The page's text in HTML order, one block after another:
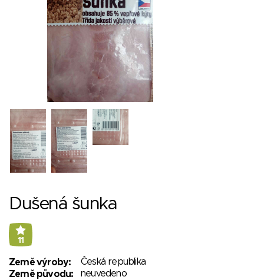
Dušená šunka
11
Země výroby:
Česká republika
Země původu:
neuvedeno